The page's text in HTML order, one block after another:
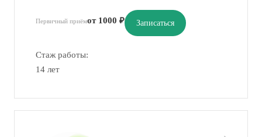
Первичный приёмот 1000 ₽ Записаться
Стаж работы:
14 лет